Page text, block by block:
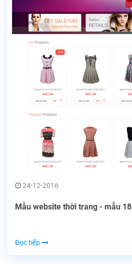
24-12-2016
Mẫu website thời trang - mẫu 18
Đọc tiếp